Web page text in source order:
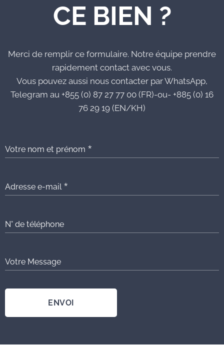
CE BIEN ?
Merci de remplir ce formulaire. Notre équipe prendre
rapidement contact avec vous.
Vous pouvez aussi nous contacter par WhatsApp,
Telegram au +855 (0) 87 27 77 00 (FR)-ou- +885 (0) 16
76 29 19 (EN/KH)
Votre nom et prénom
Adresse e-mail
N° de téléphone
Votre Message
ENVOI